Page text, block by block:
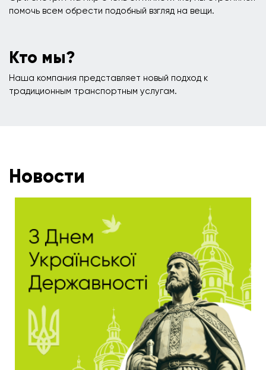
помочь всем обрести подобный взгляд на вещи.
Кто мы?
Наша компания представляет новый подход к
традиционным транспортным услугам.
Новости